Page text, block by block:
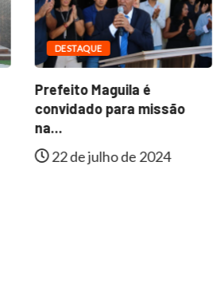
DESTAQUE
Prefeito Maguila é
convidado para missão
na...
22 de julho de 2024